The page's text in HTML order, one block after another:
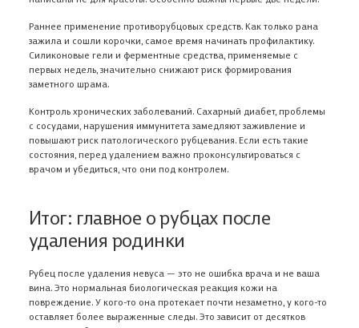
Раннее применение противорубцовых средств. Как только рана
зажила и сошли корочки, самое время начинать профилактику.
Силиконовые гели и ферментные средства, применяемые с
первых недель, значительно снижают риск формирования
заметного шрама.
Контроль хронических заболеваний. Сахарный диабет, проблемы
с сосудами, нарушения иммунитета замедляют заживление и
повышают риск патологического рубцевания. Если есть такие
состояния, перед удалением важно проконсультироваться с
врачом и убедиться, что они под контролем.
Итог: главное о рубцах после
удаления родинки
Рубец после удаления невуса — это не ошибка врача и не ваша
вина. Это нормальная биологическая реакция кожи на
повреждение. У кого-то она протекает почти незаметно, у кого-то
оставляет более выраженные следы. Это зависит от десятков